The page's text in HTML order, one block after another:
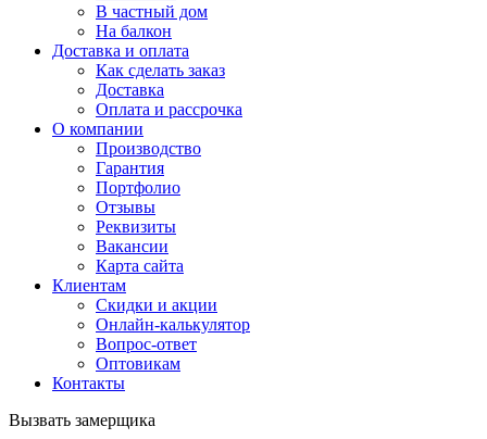
В частный дом
На балкон
Доставка и оплата
Как сделать заказ
Доставка
Оплата и рассрочка
О компании
Производство
Гарантия
Портфолио
Отзывы
Реквизиты
Вакансии
Карта сайта
Клиентам
Скидки и акции
Онлайн-калькулятор
Вопрос-ответ
Оптовикам
Контакты
Вызвать замерщика